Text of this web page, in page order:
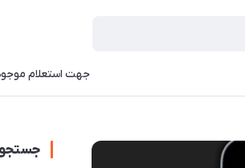
جهت استعلام موجودی
جستجو